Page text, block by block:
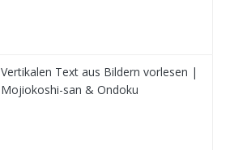
Vertikalen Text aus Bildern vorlesen |
Mojiokoshi-san & Ondoku